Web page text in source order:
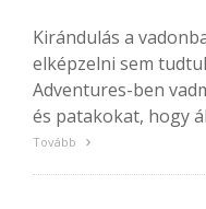
Kirándulás a
elképzelni sem
Adventures-ben
és patakokat, hogy
Tovább